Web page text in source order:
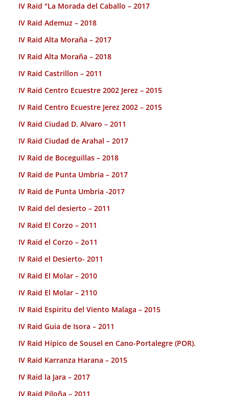
IV Raid "La Morada del Caballo – 2017
IV Raid Ademuz – 2018
IV Raid Alta Moraña – 2017
IV Raid Alta Moraña – 2018
IV Raid Castrillon – 2011
IV Raid Centro Ecuestre 2002 Jerez – 2015
IV Raid Centro Ecuestre Jerez 2002 – 2015
IV Raid Ciudad D. Alvaro – 2011
IV Raid Ciudad de Arahal – 2017
IV Raid de Boceguillas – 2018
IV Raid de Punta Umbria – 2017
IV Raid de Punta Umbria -2017
IV Raid del desierto – 2011
IV Raid El Corzo – 2011
IV Raid el Corzo – 2o11
IV Raid el Desierto- 2011
IV Raid El Molar – 2010
IV Raid El Molar – 2110
IV Raid Espiritu del Viento Malaga – 2015
IV Raid Guia de Isora – 2011
IV Raid Hípico de Sousel en Cano-Portalegre (POR).
IV Raid Karranza Harana – 2015
IV Raid la Jara – 2017
IV Raid Piloña – 2011